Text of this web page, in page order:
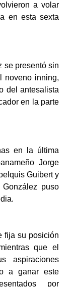
a volar
en esta sexta
se presentó sin
noveno inning,
del antesalista
en la parte
en la última
Jorge
Guibert y
González puso
fija su posición
que el
aspiraciones
a ganar este
por